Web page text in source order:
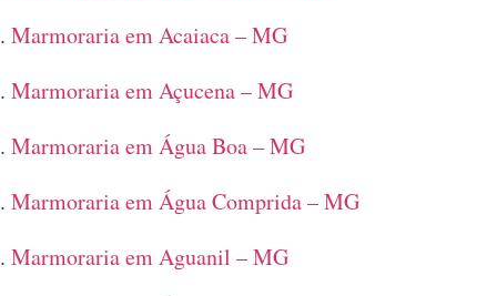
Marmoraria em Acaiaca – MG
Marmoraria em Açucena – MG
Marmoraria em Água Boa – MG
Marmoraria em Água Comprida – MG
Marmoraria em Aguanil – MG